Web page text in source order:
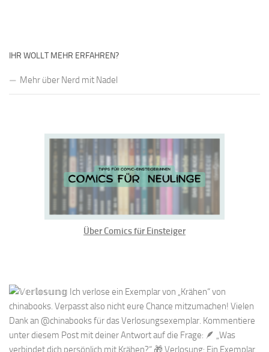
IHR WOLLT MEHR ERFAHREN?
Mehr über Nerd mit Nadel
Über Comics für Einsteiger